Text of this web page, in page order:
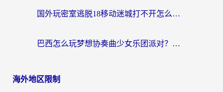
国外玩密室逃脱18移动迷城打不开怎么办？海外玩家亲测有效的解决指南
巴西怎么玩梦想协奏曲少女乐团派对？海外党必看的国服游戏加速全攻略（附波兰天涯明月刀实用技巧）
海外地区限制